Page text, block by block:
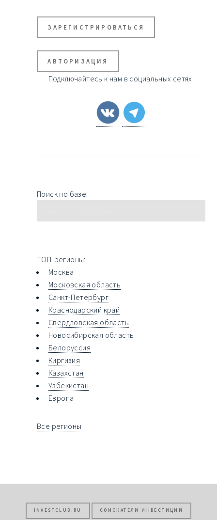
ЗАРЕГИСТРИРОВАТЬСЯ
АВТОРИЗАЦИЯ
Подключайтесь к нам в социальных сетях:
Поиск по базе:
ТОП-регионы:
Москва
Московская область
Санкт-Петербург
Краснодарский край
Свердловская область
Новосибирская область
Белоруссия
Киргизия
Казахстан
Узбекистан
Европа
Все регионы
INVESTCLUB.RU СОИСКАТЕЛИ ИНВЕСТИЦИЙ